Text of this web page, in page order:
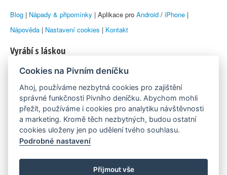
Blog | Nápady & připomínky | Aplikace pro Android / iPhone |
Nápověda | Nastavení cookies | Kontakt
Vyrábí s láskou
© 2010–2026 byLukáš Zemanaka Emka
Máme rádi
Pivní.info
Poznámka pod čarou
Pivní deníček je nezávislý zdroj, který není spjat s žádným
Cookies na Pivním deníčku
Ahoj, používáme nezbytná cookies pro zajištění
správné funkčnosti Pivního deníčku. Abychom mohli
přežít, používáme i cookies pro analytiku návštěvnosti
a marketing. Kromě těch nezbytných, budou ostatní
cookies uloženy jen po udělení tvého souhlasu.
Podrobné nastavení
Přijmout vše